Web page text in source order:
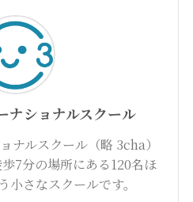
ナショナルスクール
ナルスクール（略 3cha）
7分の場所にある120名ほ
小さなスクールです。